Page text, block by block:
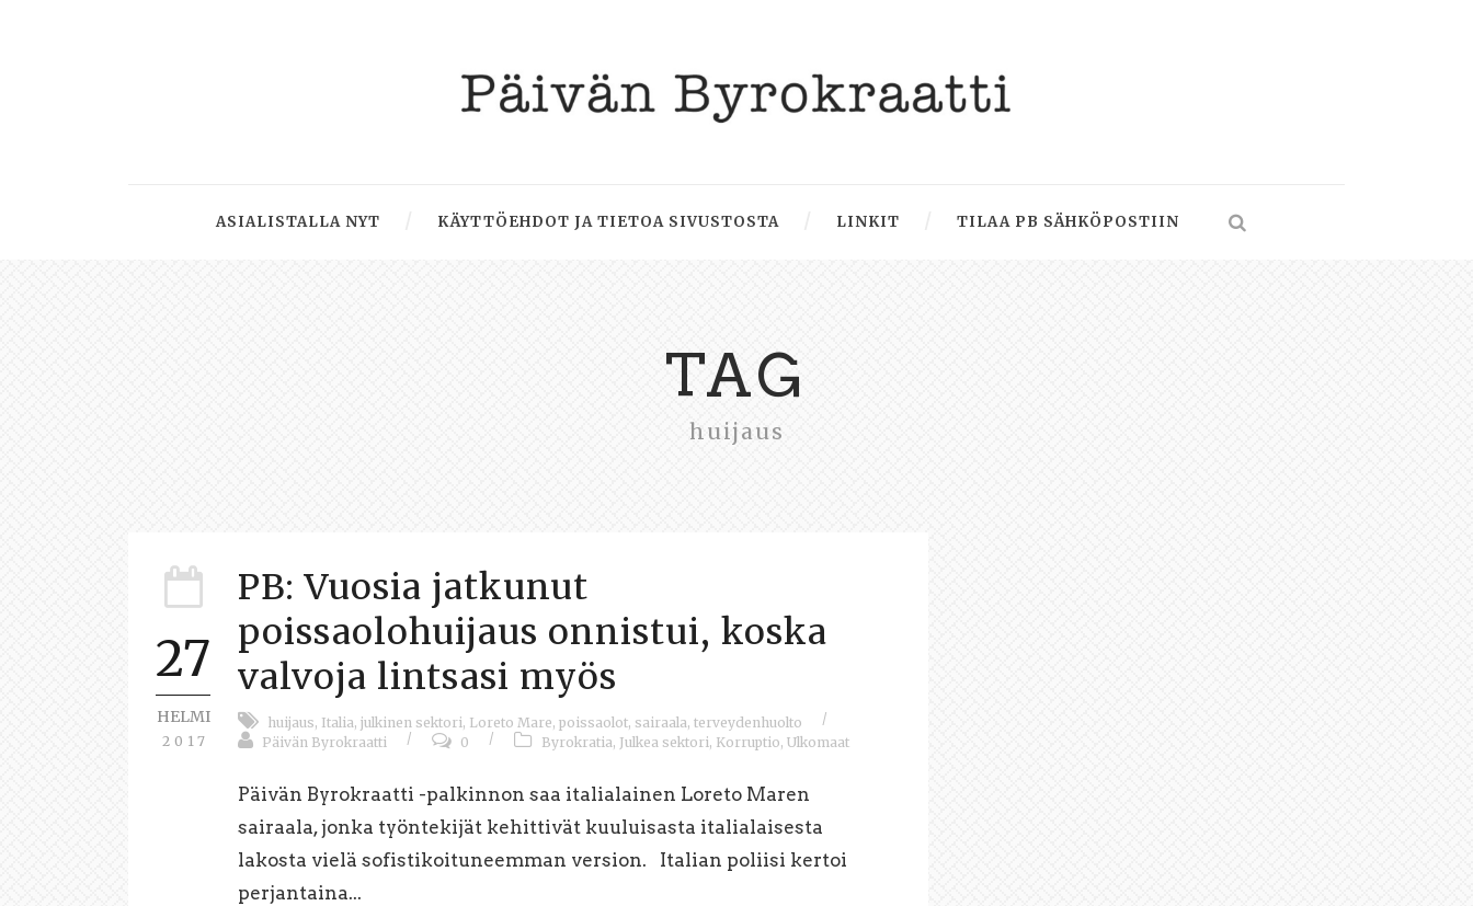
ASIALISTALLA NYT KÄYTTÖEHDOT JA TIETOA SIVUSTOSTA LINKIT TILAA PB SÄHKÖPOSTIIN
TAG
huijaus
27
HELMI
2017
PB: Vuosia jatkunut
poissaolohuijaus onnistui, koska
valvoja lintsasi myös
huijaus, Italia, julkinen sektori, Loreto Mare, poissaolot, sairaala, terveydenhuolto
/
Päivän Byrokraatti
/ 0 / Byrokratia, Julkea sektori, Korruptio, Ulkomaat
Päivän Byrokraatti -palkinnon saa italialainen Loreto Maren
sairaala, jonka työntekijät kehittivät kuuluisasta italialaisesta
lakosta vielä sofistikoituneemman version. Italian poliisi kertoi
perjantaina...